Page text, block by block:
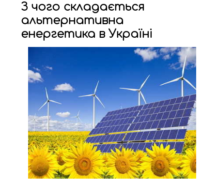
З чого складається
альтернативна
енергетика в Україні